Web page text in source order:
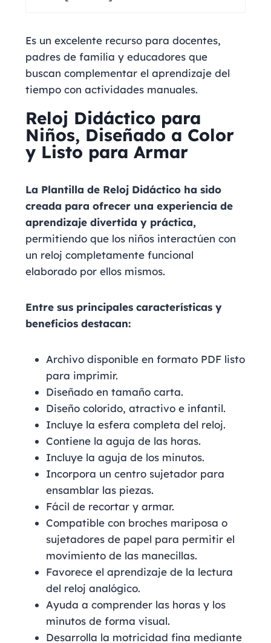
Es un excelente recurso para docentes,
padres de familia y educadores que
buscan complementar el aprendizaje del
tiempo con actividades manuales.
Reloj Didáctico para
Niños, Diseñado a Color
y Listo para Armar
La Plantilla de Reloj Didáctico ha sido
creada para ofrecer una experiencia de
aprendizaje divertida y práctica,
permitiendo que los niños interactúen con
un reloj completamente funcional
elaborado por ellos mismos.
Entre sus principales características y
beneficios destacan:
Archivo disponible en formato PDF listo
para imprimir.
Diseñado en tamaño carta.
Diseño colorido, atractivo e infantil.
Incluye la esfera completa del reloj.
Contiene la aguja de las horas.
Incluye la aguja de los minutos.
Incorpora un centro sujetador para
ensamblar las piezas.
Fácil de recortar y armar.
Compatible con broches mariposa o
sujetadores de papel para permitir el
movimiento de las manecillas.
Favorece el aprendizaje de la lectura
del reloj analógico.
Ayuda a comprender las horas y los
minutos de forma visual.
Desarrolla la motricidad fina mediante